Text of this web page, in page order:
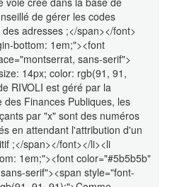
de gérer les codes
adresses ;</span></font>
bottom: 1em;"><font
sans-serif">
14px; color: rgb(91, 91,
RIVOLI est géré par la
des Finances Publiques, les
par "x" sont des numéros
en attendant l'attribution d'un
;</span></font></li><li
1em;"><font color="#5b5b5b"
serif"><span style="font-